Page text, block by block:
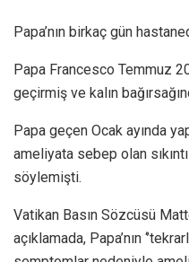
Papa’nın birkaç gün
Papa Francesco Temmuz
geçirmiş ve kalın
Papa geçen Ocak ayında
ameliyata sebep olan
söylemişti.
Vatikan Basın Sözcüsü
açıklamada, Papa’nın